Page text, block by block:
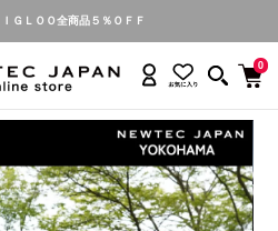
入れ・お申し込み受付中
0